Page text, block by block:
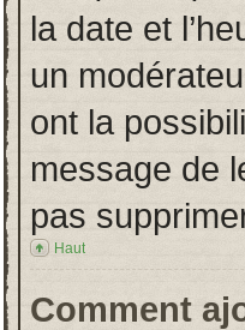
la date et
un
ont la
message de
pas
Haut
Comment